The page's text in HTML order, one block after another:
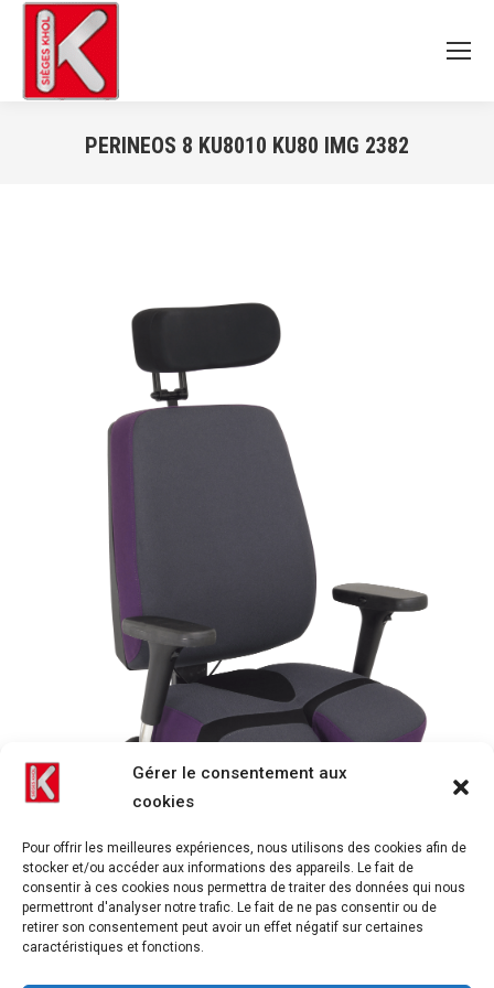
Gérer le consentement aux
cookies
Pour offrir les meilleures expériences, nous utilisons des cookies afin de
stocker et/ou accéder aux informations des appareils. Le fait de
consentir à ces cookies nous permettra de traiter des données qui nous
permettront d'analyser notre trafic. Le fait de ne pas consentir ou de
retirer son consentement peut avoir un effet négatif sur certaines
caractéristiques et fonctions.
PERINEOS 8 KU8010 KU80 IMG 2382